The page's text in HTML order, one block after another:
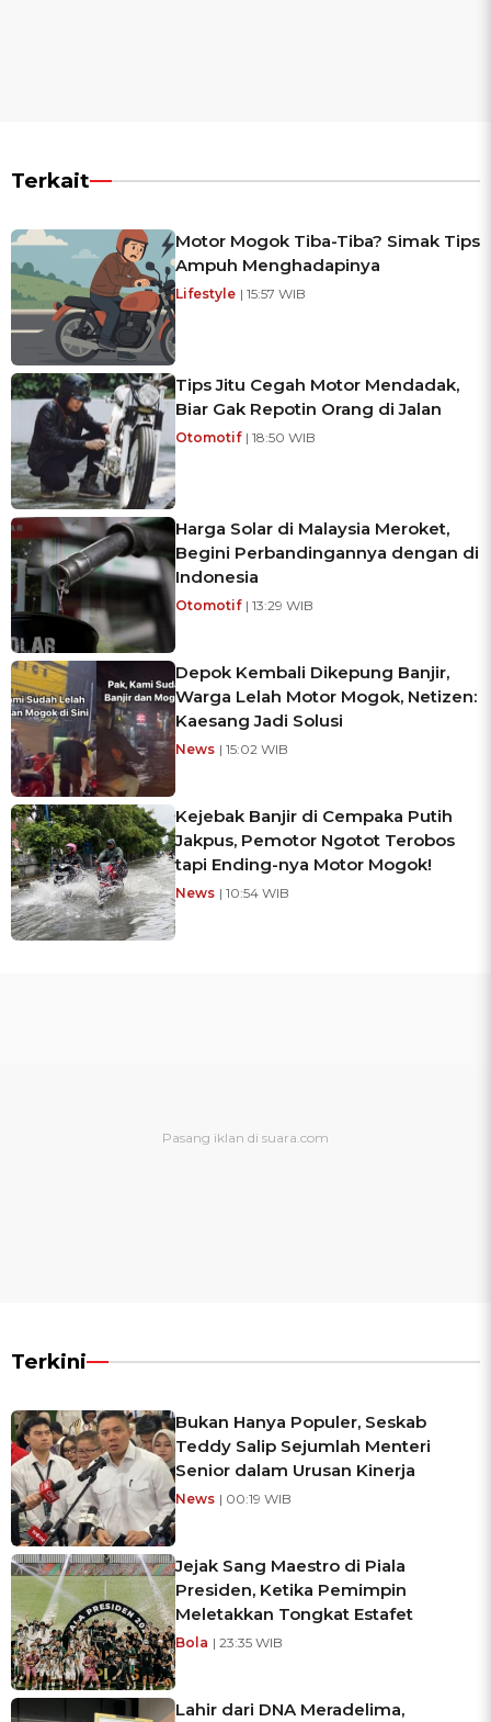
Terkait
Motor Mogok Tiba-Tiba? Simak Tips
Ampuh Menghadapinya
Lifestyle | 15:57 WIB
Tips Jitu Cegah Motor Mendadak,
Biar Gak Repotin Orang di Jalan
Otomotif | 18:50 WIB
Harga Solar di Malaysia Meroket,
Begini Perbandingannya dengan di
Indonesia
Otomotif | 13:29 WIB
Depok Kembali Dikepung Banjir,
Warga Lelah Motor Mogok, Netizen:
Kaesang Jadi Solusi
News | 15:02 WIB
Kejebak Banjir di Cempaka Putih
Jakpus, Pemotor Ngotot Terobos
tapi Ending-nya Motor Mogok!
News | 10:54 WIB
Terkini
Bukan Hanya Populer, Seskab
Teddy Salip Sejumlah Menteri
Senior dalam Urusan Kinerja
News | 00:19 WIB
Jejak Sang Maestro di Piala
Presiden, Ketika Pemimpin
Meletakkan Tongkat Estafet
Bola | 23:35 WIB
Lahir dari DNA Meradelima,